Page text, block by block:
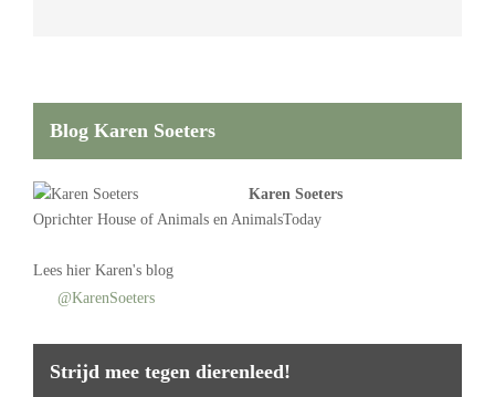
Blog Karen Soeters
Karen Soeters
Oprichter House of Animals en AnimalsToday
Lees hier Karen's blog
@KarenSoeters
Strijd mee tegen dierenleed!